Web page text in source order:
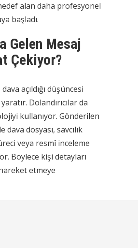
alan daha profesyonel
başladı.
Gelen Mesaj
Çekiyor?
açıldığı düşüncesi
Dolandırıcılar da
kullanıyor. Gönderilen
dosyası, savcılık
veya resmî inceleme
Böylece kişi detayları
etmeye